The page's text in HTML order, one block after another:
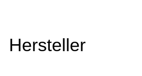
Hersteller